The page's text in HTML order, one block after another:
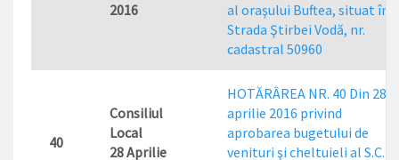
2016
al oraşului Buftea, situat în
Strada Ştirbei Vodă, nr.
cadastral 50960
40
Consiliul
Local
28 Aprilie
HOTĂRÂREA NR. 40 Din 28
aprilie 2016 privind
aprobarea bugetului de
venituri şi cheltuieli al S.C.